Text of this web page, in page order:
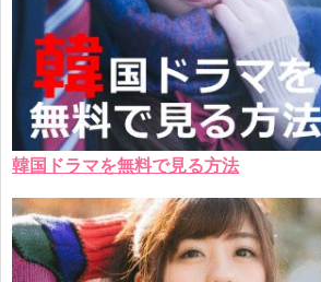
韓国ドラマを無料で見る方法